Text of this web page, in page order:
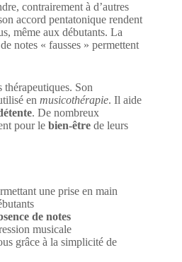
contrairement à d’autres
accord pentatonique rendent
même aux débutants. La
notes « fausses » permettent
thérapeutiques. Son
en musicothérapie. Il aide
. De nombreux
pour le bien-être de leurs
une prise en main
de notes
musicale
grâce à la simplicité de